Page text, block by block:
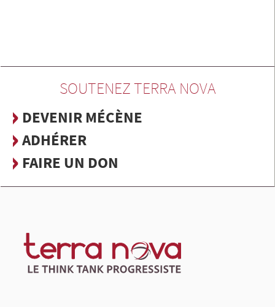
SOUTENEZ TERRA NOVA
DEVENIR MÉCÈNE
ADHÉRER
FAIRE UN DON